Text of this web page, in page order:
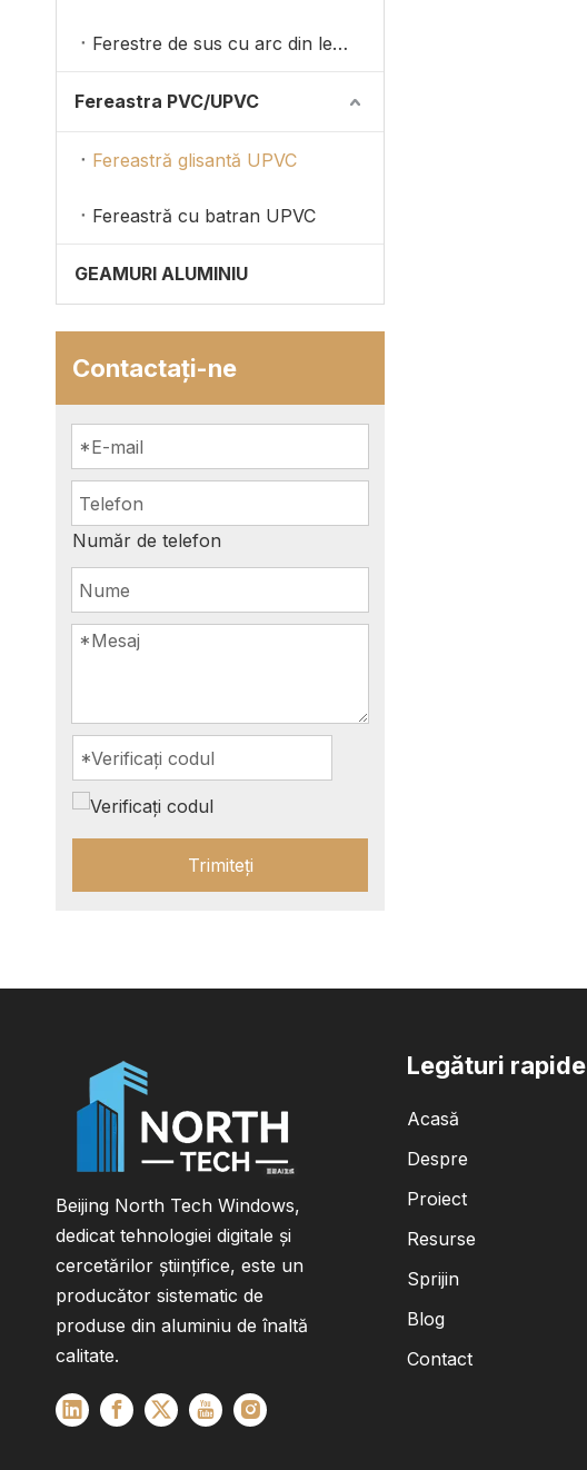
Ferestre de sus cu arc din lemn
Fereastra PVC/UPVC
Fereastră glisantă UPVC
Fereastră cu batran UPVC
GEAMURI ALUMINIU
Contactaţi-ne
Număr de telefon
Trimiteți
Beijing North Tech Windows,
dedicat tehnologiei digitale și
cercetărilor științifice, este un
producător sistematic de
produse din aluminiu de înaltă
calitate.
Legături rapide
Acasă
Despre
Proiect
Resurse
Sprijin
Blog
Contact